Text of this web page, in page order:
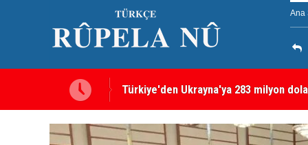
Ana
Hürmüz Boğazı krizi: İran ABD'den